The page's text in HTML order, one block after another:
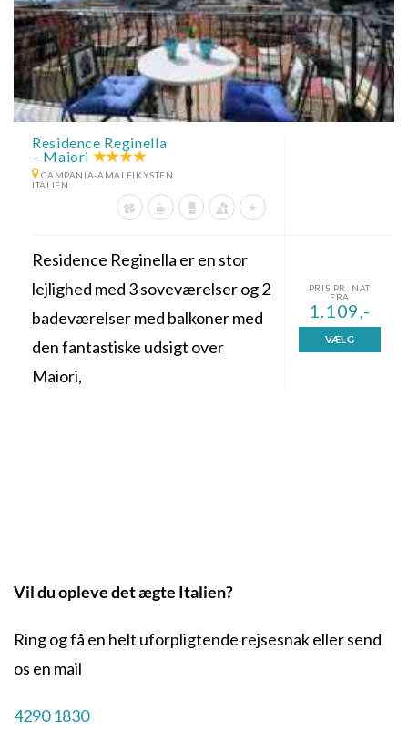
Residence Reginella
– Maiori
CAMPANIA-AMALFIKYSTEN
ITALIEN
Residence Reginella er en stor
lejlighed med 3 soveværelser og 2
badeværelser med balkoner med
den fantastiske udsigt over
Maiori,
PRIS PR. NAT
FRA
1.109,-
VÆLG
Vil du opleve det ægte Italien?
Ring og få en helt uforpligtende rejsesnak eller send
os en mail
4290 1830